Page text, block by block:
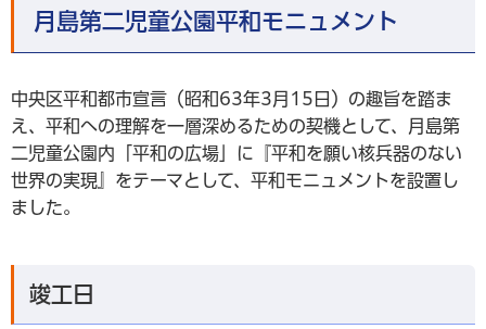
月島第二児童公園平和モニュメント
中央区平和都市宣言（昭和63年3月15日）の趣旨を踏ま
え、平和への理解を一層深めるための契機として、月島第
二児童公園内「平和の広場」に『平和を願い核兵器のない
世界の実現』をテーマとして、平和モニュメントを設置し
ました。
竣工日